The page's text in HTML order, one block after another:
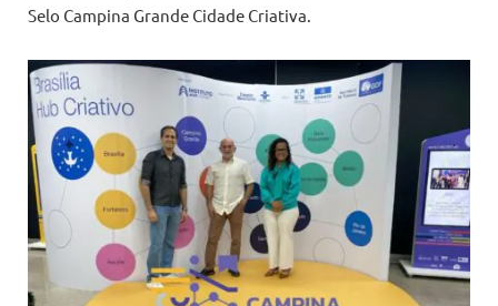
Selo Campina Grande Cidade Criativa.